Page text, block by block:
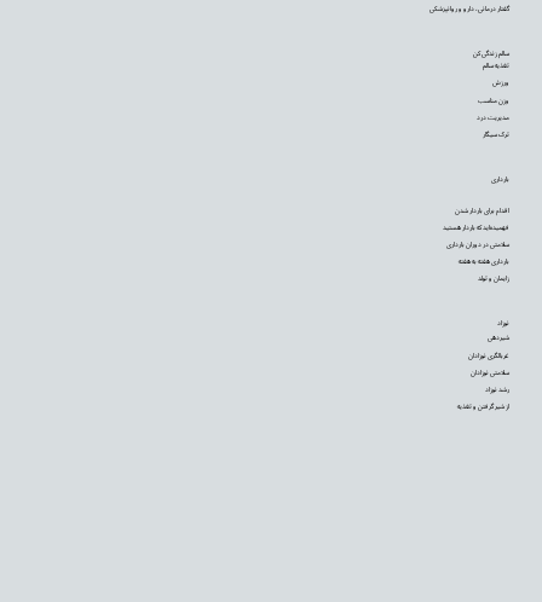
نوزاد
شیردهی
غربالگری نوزادان
سلامتی نوزادان
رشد نوزاد
از شیر گرفتن و تغذیه
بارداری
اقدام برای باردار شدن
فهمیده‌اید که باردار هستید
سلامتی در دوران بارداری
بارداری هفته به هفته
زایمان و تولد
سالم زندگی کن
تغذیه سالم
ورزش
وزن مناسب
مدیریت درد
ترک سیگار
گفتار درمانی، دارو و روانپزشکی